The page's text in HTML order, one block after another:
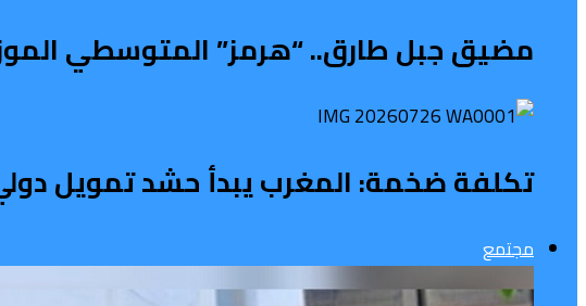
مضيق جبل طارق.. “هرمز” المتوسطي
تكلفة ضخمة: المغرب يبدأ حشد تمويل دولي
مجتمع